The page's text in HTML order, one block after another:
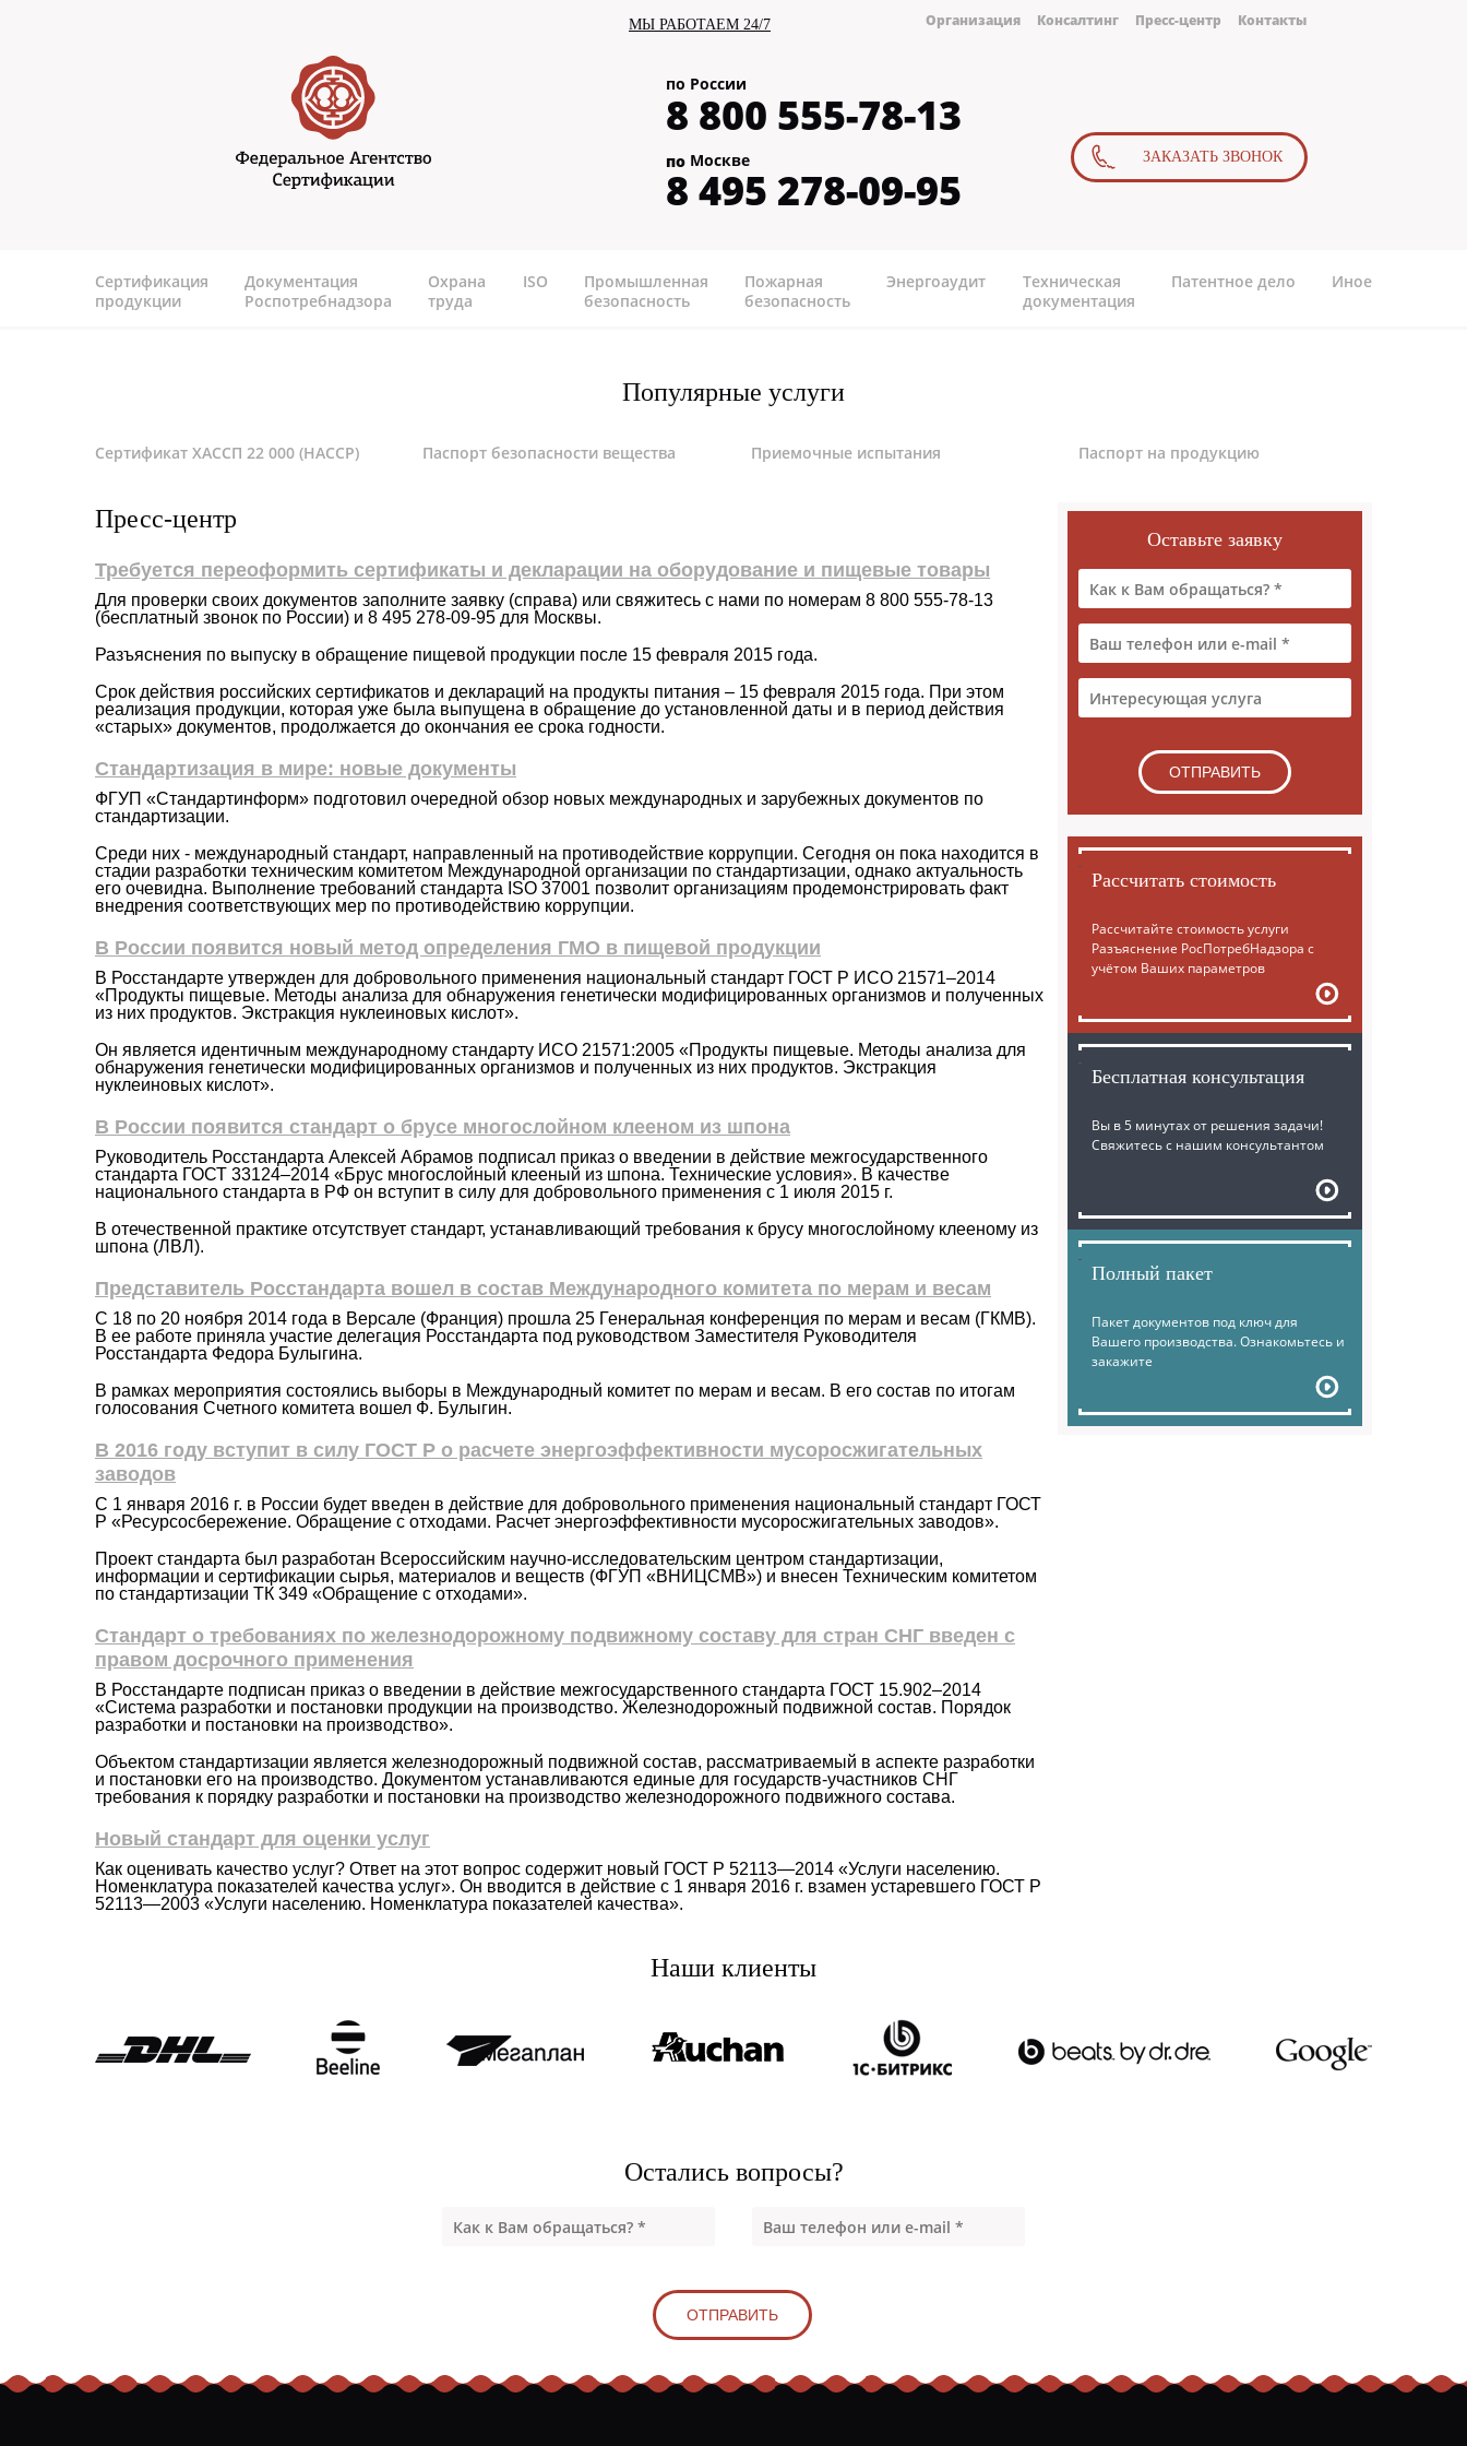
МЫ РАБОТАЕМ 24/7 Организация Консалтинг Пресс-центр Контакты
ЗАКАЗАТЬ ЗВОНОК
по России
8 800 555-78-13
по Москве
8 495 278-09-95
Сертификация
продукции
Документация
Роспотребнадзора
Охрана
труда
ISO
Промышленная
безопасность
Пожарная
безопасность
Энергоаудит
Техническая
документация
Патентное дело Иное
Популярные услуги
Сертификат ХАССП 22 000 (HACCP) Паспорт безопасности вещества Приемочные испытания Паспорт на продукцию
Оставьте заявку
Рассчитать стоимость
Рассчитайте стоимость услуги
Разъяснение РосПотребНадзора с
учётом Ваших параметров
Бесплатная консультация
Вы в 5 минутах от решения задачи!
Свяжитесь с нашим консультантом
Полный пакет
Пакет документов под ключ для
Вашего производства. Ознакомьтесь и
закажите
Пресс-центр
Требуется переоформить сертификаты и декларации на оборудование и пищевые товары
Для проверки своих документов заполните заявку (справа) или свяжитесь с нами по номерам 8 800 555-78-13
(бесплатный звонок по России) и 8 495 278-09-95 для Москвы.
Разъяснения по выпуску в обращение пищевой продукции после 15 февраля 2015 года.
Срок действия российских сертификатов и деклараций на продукты питания – 15 февраля 2015 года. При этом
реализация продукции, которая уже была выпущена в обращение до установленной даты и в период действия
«старых» документов, продолжается до окончания ее срока годности.
Стандартизация в мире: новые документы
ФГУП «Стандартинформ» подготовил очередной обзор новых международных и зарубежных документов по
стандартизации.
Среди них - международный стандарт, направленный на противодействие коррупции. Сегодня он пока находится в
стадии разработки техническим комитетом Международной организации по стандартизации, однако актуальность
его очевидна. Выполнение требований стандарта ISO 37001 позволит организациям продемонстрировать факт
внедрения соответствующих мер по противодействию коррупции.
В России появится новый метод определения ГМО в пищевой продукции
В Росстандарте утвержден для добровольного применения национальный стандарт ГОСТ Р ИСО 21571–2014
«Продукты пищевые. Методы анализа для обнаружения генетически модифицированных организмов и полученных
из них продуктов. Экстракция нуклеиновых кислот».
Он является идентичным международному стандарту ИСО 21571:2005 «Продукты пищевые. Методы анализа для
обнаружения генетически модифицированных организмов и полученных из них продуктов. Экстракция
нуклеиновых кислот».
В России появится стандарт о брусе многослойном клееном из шпона
Руководитель Росстандарта Алексей Абрамов подписал приказ о введении в действие межгосударственного
стандарта ГОСТ 33124–2014 «Брус многослойный клееный из шпона. Технические условия». В качестве
национального стандарта в РФ он вступит в силу для добровольного применения с 1 июля 2015 г.
В отечественной практике отсутствует стандарт, устанавливающий требования к брусу многослойному клееному из
шпона (ЛВЛ).
Представитель Росстандарта вошел в состав Международного комитета по мерам и весам
С 18 по 20 ноября 2014 года в Версале (Франция) прошла 25 Генеральная конференция по мерам и весам (ГКМВ).
В ее работе приняла участие делегация Росстандарта под руководством Заместителя Руководителя
Росстандарта Федора Булыгина.
В рамках мероприятия состоялись выборы в Международный комитет по мерам и весам. В его состав по итогам
голосования Счетного комитета вошел Ф. Булыгин.
В 2016 году вступит в силу ГОСТ Р о расчете энергоэффективности мусоросжигательных
заводов
С 1 января 2016 г. в России будет введен в действие для добровольного применения национальный стандарт ГОСТ
Р «Ресурсосбережение. Обращение с отходами. Расчет энергоэффективности мусоросжигательных заводов».
Проект стандарта был разработан Всероссийским научно-исследовательским центром стандартизации,
информации и сертификации сырья, материалов и веществ (ФГУП «ВНИЦСМВ») и внесен Техническим комитетом
по стандартизации ТК 349 «Обращение с отходами».
Стандарт о требованиях по железнодорожному подвижному составу для стран СНГ введен с
правом досрочного применения
В Росстандарте подписан приказ о введении в действие межгосударственного стандарта ГОСТ 15.902–2014
«Система разработки и постановки продукции на производство. Железнодорожный подвижной состав. Порядок
разработки и постановки на производство».
Объектом стандартизации является железнодорожный подвижной состав, рассматриваемый в аспекте разработки
и постановки его на производство. Документом устанавливаются единые для государств-участников СНГ
требования к порядку разработки и постановки на производство железнодорожного подвижного состава.
Новый стандарт для оценки услуг
Как оценивать качество услуг? Ответ на этот вопрос содержит новый ГОСТ Р 52113—2014 «Услуги населению.
Номенклатура показателей качества услуг». Он вводится в действие с 1 января 2016 г. взамен устаревшего ГОСТ Р
52113—2003 «Услуги населению. Номенклатура показателей качества».
Наши клиенты
Остались вопросы?